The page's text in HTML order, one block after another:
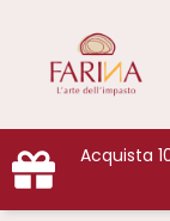
Acquista